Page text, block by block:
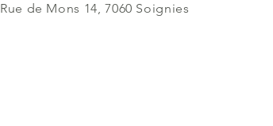
Rue de Mons 14, 7060 Soignies